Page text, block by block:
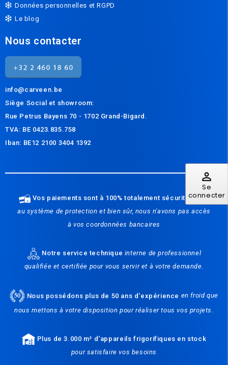
perm_identity
Se
connecter
Données personnelles et RGPD
Le blog
Nous contacter
info@carveen.be
Siège Social et showroom:
Rue Petrus Bayens 70 - 1702 Grand-Bigard.
TVA: BE 0423.835.758
Iban: BE12 2100 3404 1392
Vos paiements sont à 100% totalement sécuritégrâce
au système de protection et bien sûr, nous n'avons pas accès
à vos coordonnées bancaires
Notre service technique interne de professionnel
qualifiée et certifiée pour vous servir et à votre demande.
Nous possédons plus de 50 ans d'expérience en froid que
nous mettons à votre disposition pour réaliser tous vos projets.
Plus de 3.000 m² d'appareils frigorifiques en stock
pour satisfaire vos besoins